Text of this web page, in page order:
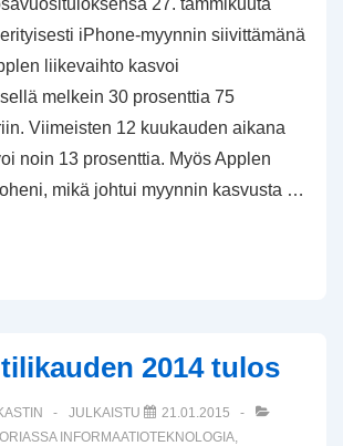
27. tammikuuta
iPhone-myynnin siivittämänä
liikevaihto kasvoi
melkein 30 prosenttia 75
Viimeisten 12 kuukauden aikana
noin 13 prosenttia. Myös Applen
mikä johtui myynnin kasvusta …
2014 tulos
JULKAISTU
21.01.2015
INFORMAATIOTEKNOLOGIA,